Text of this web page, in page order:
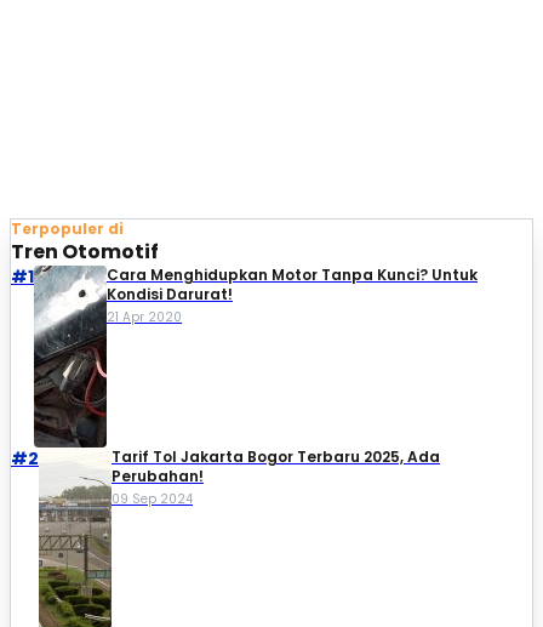
Terpopuler di
Tren Otomotif
#1
Cara Menghidupkan Motor Tanpa Kunci? Untuk
Kondisi Darurat!
21 Apr 2020
#2
Tarif Tol Jakarta Bogor Terbaru 2025, Ada
Perubahan!
09 Sep 2024